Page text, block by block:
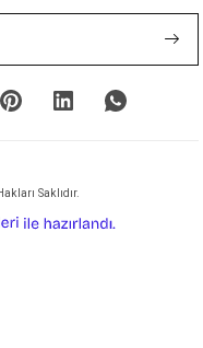
Saklıdır.
e-